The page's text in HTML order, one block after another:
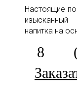
Настоящие
напитка на
8